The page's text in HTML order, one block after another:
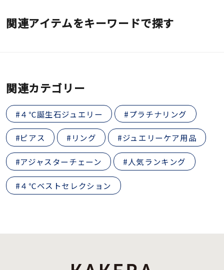
関連アイテムをキーワードで探す
関連カテゴリー
#４℃誕生石ジュエリー #プラチナリング
#ピアス #リング #ジュエリーケア用品
#アジャスターチェーン #人気ランキング
#４℃ベストセレクション